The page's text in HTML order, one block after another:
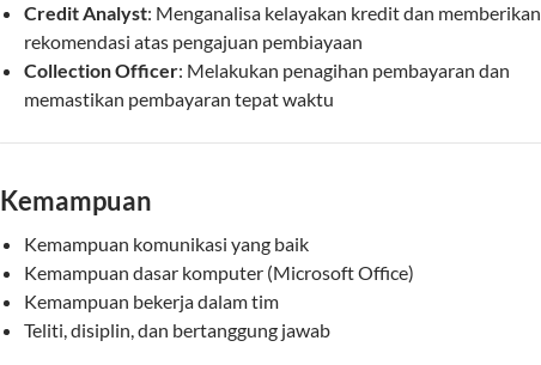
Credit Analyst: Menganalisa kelayakan kredit dan memberikan
rekomendasi atas pengajuan pembiayaan
Collection Officer: Melakukan penagihan pembayaran dan
memastikan pembayaran tepat waktu
Kemampuan
Kemampuan komunikasi yang baik
Kemampuan dasar komputer (Microsoft Office)
Kemampuan bekerja dalam tim
Teliti, disiplin, dan bertanggung jawab